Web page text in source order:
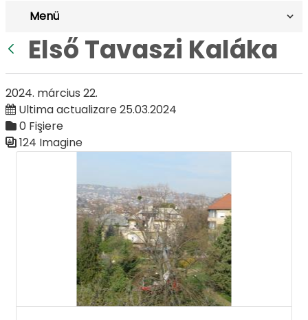
Menü
Első Tavaszi Kaláka
2024. március 22.
Ultima actualizare 25.03.2024
0 Fişiere
124 Imagine